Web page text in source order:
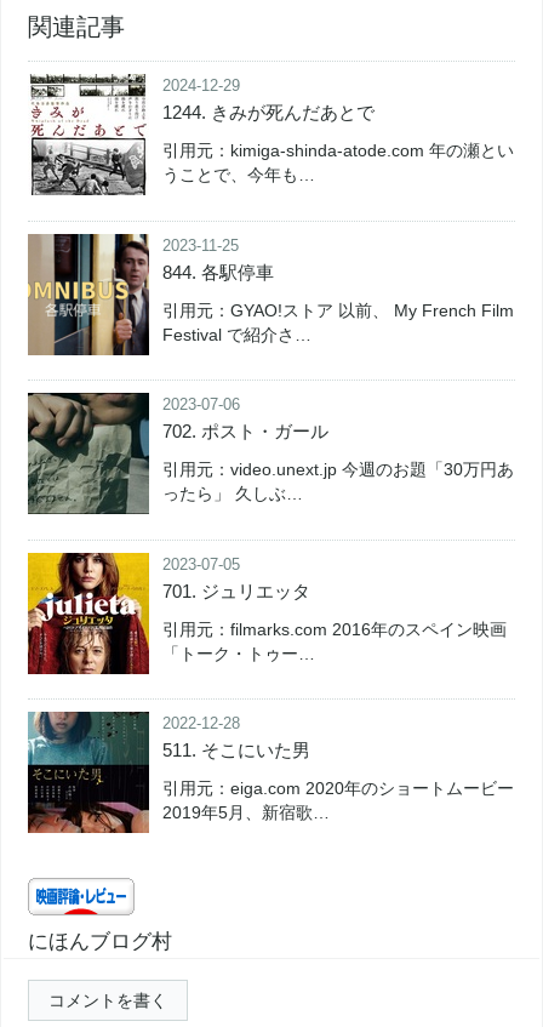
関連記事
2024-12-29
1244. きみが死んだあとで
引用元：kimiga-shinda-atode.com 年の瀬とい
うことで、今年も…
2023-11-25
844. 各駅停車
引用元：GYAO!ストア 以前、 My French Film
Festival で紹介さ…
2023-07-06
702. ポスト・ガール
引用元：video.unext.jp 今週のお題「30万円あ
ったら」 久しぶ…
2023-07-05
701. ジュリエッタ
引用元：filmarks.com 2016年のスペイン映画
「トーク・トゥー…
2022-12-28
511. そこにいた男
引用元：eiga.com 2020年のショートムービー
2019年5月、新宿歌…
にほんブログ村
コメントを書く